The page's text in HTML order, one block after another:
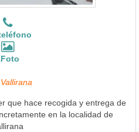
que hace recogida y entrega de
en la localidad de